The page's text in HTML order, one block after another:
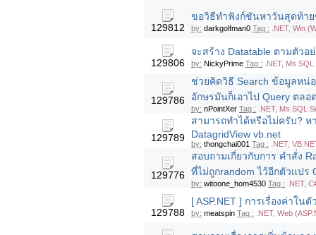
129812
ขอวิธีทำฟังก์ชันหาวันสุดท้าย
by: darkgolfman0 Tag : .NET, Win
129806
จะสร้าง Datatable ตามตัวอ
by: NickyPrime Tag : .NET, Ms
129786
ช่วยคิดวิธี Search ข้อมูลหน่
อักษรมันก็เอาไป Query ตลอ
by: nPointXer Tag : .NET, Ms SQL
129789
สามารถทำได้หรือไม่ครับ? ห
DatagridView vb.net
by: thongchai001 Tag : .NET,
129776
สอบถามเกี่ยวกับการ คำสั่ง
ที่ไม่ถูกrandom ไว้อีกตัวแปร
by: witoone_hom4530 Tag : .NET,
129788
[ ASP.NET ] การเรื่องค่าใน
by: meatspin Tag : .NET, Web